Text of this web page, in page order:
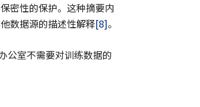
密性的保护。这种摘要内
数据源的描述性解释[8]。
公室不需要对训练数据的